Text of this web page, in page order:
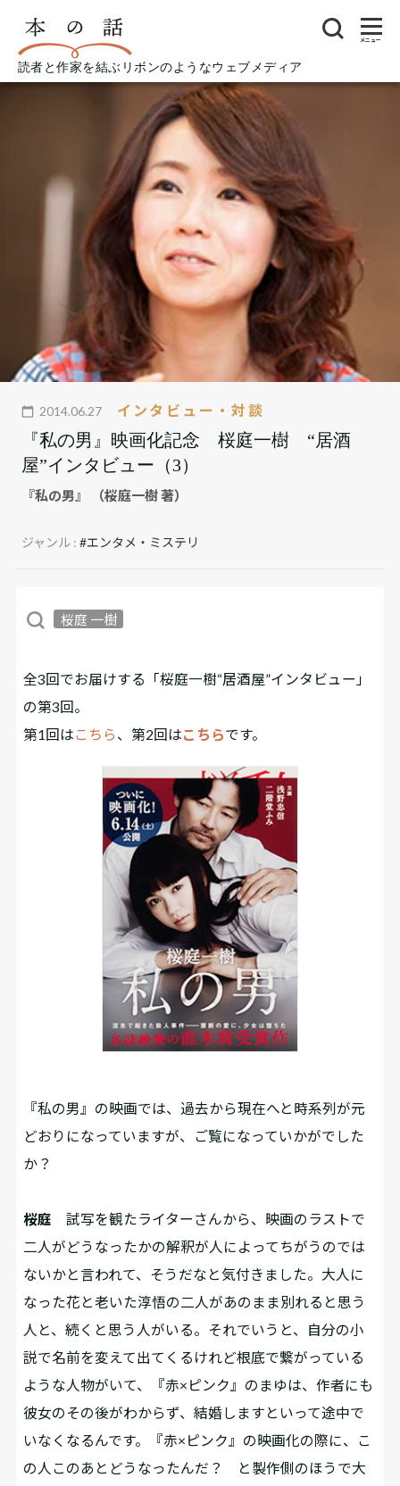
読者と作家を結ぶリボンのようなウェブメディア
メニュー
2014.06.27 インタビュー・対談
『私の男』映画化記念 桜庭一樹 “居酒
屋”インタビュー（3）
『私の男』 （桜庭一樹 著）
ジャンル :#エンタメ・ミステリ
桜庭 一樹
全3回でお届けする「桜庭一樹“居酒屋”インタビュー」
の第3回。
第1回は こちら 、第2回はこちらです。
――『私の男』の映画では、過去から現在へと時系列が元
どおりになっていますが、ご覧になっていかがでした
か？
桜庭 試写を観たライターさんから、映画のラストで
二人がどうなったかの解釈が人によってちがうのでは
ないかと言われて、そうだなと気付きました。大人に
なった花と老いた淳悟の二人があのまま別れると思う
人と、続くと思う人がいる。それでいうと、自分の小
説で名前を変えて出てくるけれど根底で繋がっている
ような人物がいて、『赤×ピンク』のまゆは、作者にも
彼女のその後がわからず、結婚しますといって途中で
いなくなるんです。『赤×ピンク』の映画化の際に、こ
の人このあとどうなったんだ？ と製作側のほうで大